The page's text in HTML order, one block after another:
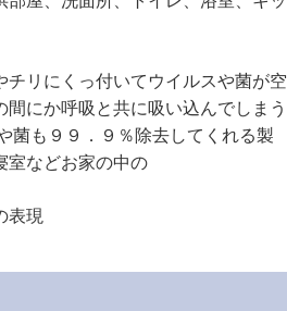
リにくっ付いてウイルスや菌が空
にか呼吸と共に吸い込んでしまう
も９９．９％除去してくれる製
室などお家の中の
表現